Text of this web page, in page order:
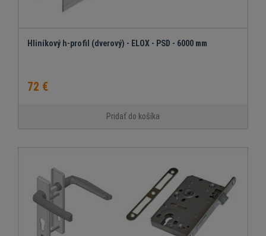
Hliníkový h-profil (dverový) - ELOX - PSD - 6000 mm
72 €
Pridať do košíka